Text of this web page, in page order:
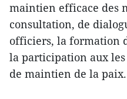
maintien efficace des
consultation, de
officiers, la formation
la participation aux
de maintien de la